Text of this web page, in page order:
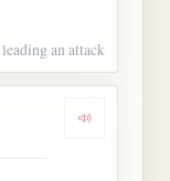
leading an attack
Dengarkan